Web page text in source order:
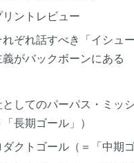
リントレビュー
ぞれ話すべき「イシュ
義がバックボーンにある
としてのパーパス・ミッ
「長期ゴール」）
ダクトゴール（＝「中期ゴ